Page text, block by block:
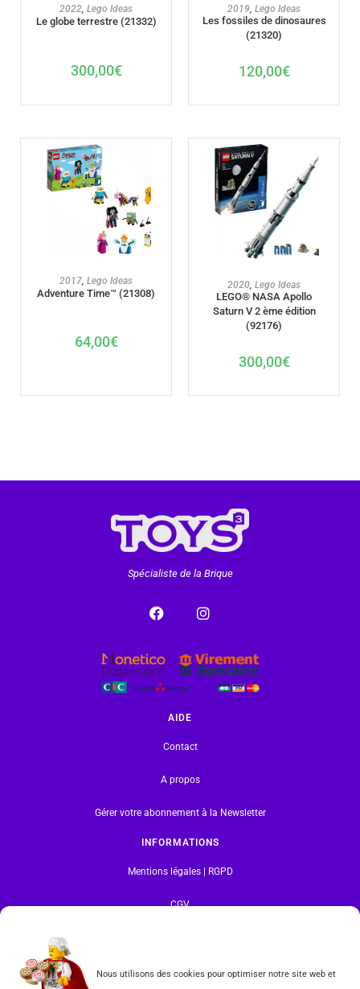
Nous utilisons des cookies pour optimiser notre site web et
AJOUTER AU PANIER
2022, Lego Ideas
Le globe terrestre (21332)
300,00€
AJOUTER AU PANIER
2019, Lego Ideas
Les fossiles de dinosaures
(21320)
120,00€
AJOUTER AU PANIER
2017, Lego Ideas
Adventure Time™ (21308)
64,00€
AJOUTER AU PANIER
2020, Lego Ideas
LEGO® NASA Apollo
Saturn V 2 ème édition
(92176)
300,00€
Spécialiste de la Brique
AIDE
Contact
A propos
Gérer votre abonnement à la Newsletter
INFORMATIONS
Mentions légales | RGPD
CGV
Tous les produits vendus sur ce site sont fabriqués par LEGO exclusivement. LEGO® est une